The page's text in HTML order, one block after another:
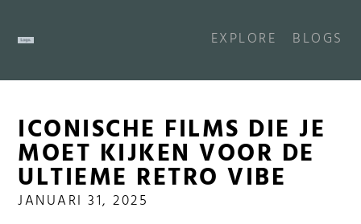
EXPLORE BLOGS
ICONISCHE FILMS DIE JE
MOET KIJKEN VOOR DE
ULTIEME RETRO VIBE
JANUARI 31, 2025